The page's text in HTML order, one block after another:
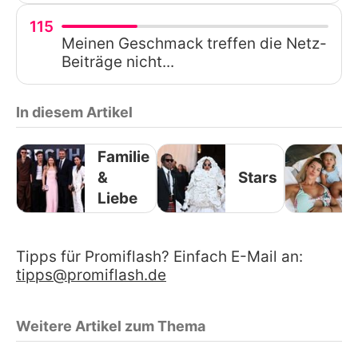
115
Meinen Geschmack treffen die Netz-
Beiträge nicht...
In diesem Artikel
Familie
&
Liebe
Stars
Tipps für Promiflash? Einfach E-Mail an:
tipps@promiflash.de
Weitere Artikel zum Thema